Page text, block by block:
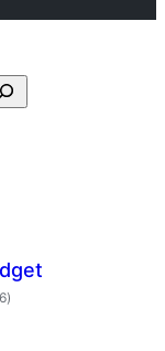
एकूण
मूल्यांकन
)